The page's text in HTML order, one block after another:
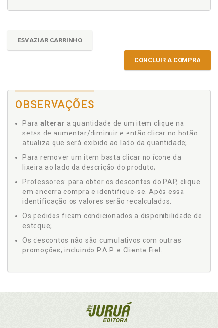
ESVAZIAR CARRINHO
CONCLUIR A COMPRA
OBSERVAÇÕES
Para alterar a quantidade de um item clique na
setas de aumentar/diminuir e então clicar no botão
atualiza que será exibido ao lado da quantidade;
Para remover um item basta clicar no ícone da
lixeira ao lado da descrição do produto;
Professores: para obter os descontos do PAP, clique
em encerra compra e identifique-se. Após essa
identificação os valores serão recalculados.
Os pedidos ficam condicionados a disponibilidade de
estoque;
Os descontos não são cumulativos com outras
promoções, incluindo P.A.P. e Cliente Fiel.